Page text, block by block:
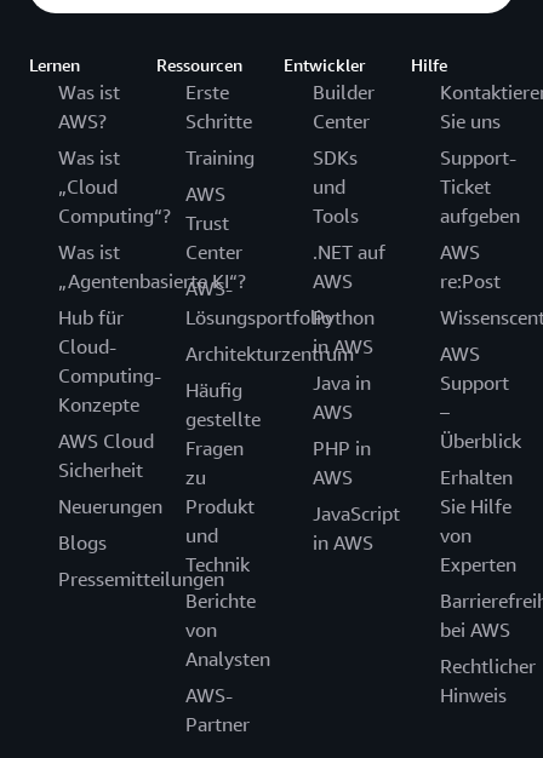
Lernen
Was ist
AWS?
Was ist
„Cloud
Computing“?
Was ist
„Agentenbasierte KI“?
Hub für
Cloud-
Computing-
Konzepte
AWS Cloud
Sicherheit
Neuerungen
Blogs
Pressemitteilungen
Ressourcen
Erste
Schritte
Training
AWS
Trust
Center
AWS-
Lösungsportfolio
Architekturzentrum
Häufig
gestellte
Fragen
zu
Produkt
und
Technik
Berichte
von
Analysten
AWS-
Partner
Entwickler
Builder
Center
SDKs
und
Tools
.NET auf
AWS
Python
in AWS
Java in
AWS
PHP in
AWS
JavaScript
in AWS
Hilfe
Sie uns
Support-
Ticket
aufgeben
AWS
re:Post
AWS
Support
–
Überblick
Erhalten
Sie Hilfe
von
Experten
bei AWS
Rechtlicher
Hinweis